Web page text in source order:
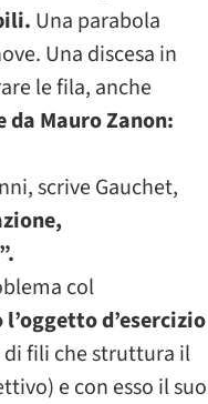
Una parabola
Una discesa in
le fila, anche
Mauro Zanon:
scrive Gauchet,
col
d’esercizio
fili che struttura il
e con esso il suo